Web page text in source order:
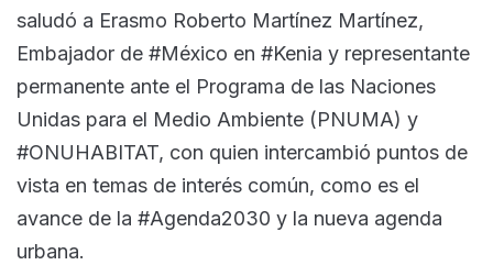
saludó a Erasmo Roberto Martínez Martínez,
Embajador de #México en #Kenia y representante
permanente ante el Programa de las Naciones
Unidas para el Medio Ambiente (PNUMA) y
#ONUHABITAT, con quien intercambió puntos de
vista en temas de interés común, como es el
avance de la #Agenda2030 y la nueva agenda
urbana.